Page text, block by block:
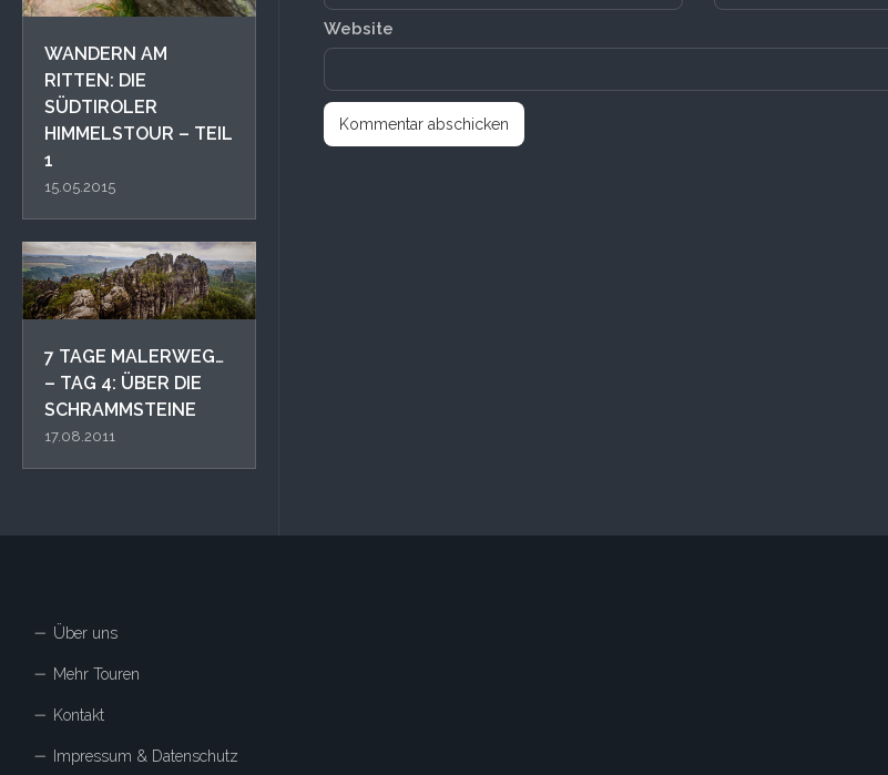
WANDERN AM
RITTEN: DIE
SÜDTIROLER
HIMMELSTOUR – TEIL
1
15.05.2015
7 TAGE MALERWEG…
– TAG 4: ÜBER DIE
SCHRAMMSTEINE
17.08.2011
Website
Über uns
Mehr Touren
Kontakt
Impressum & Datenschutz